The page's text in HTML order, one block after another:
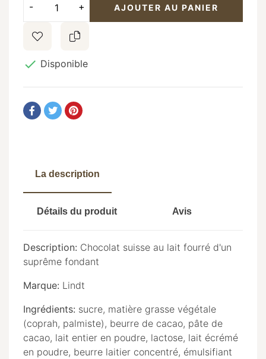
AJOUTER AU PANIER
 Disponible
La description
Détails du produit Avis
Description: Chocolat suisse au lait fourré d'un
suprême fondant
Marque: Lindt
Ingrédients: sucre, matière grasse végétale
(coprah, palmiste), beurre de cacao, pâte de
cacao, lait entier en poudre, lactose, lait écrémé
en poudre, beurre laitier concentré, émulsifiant